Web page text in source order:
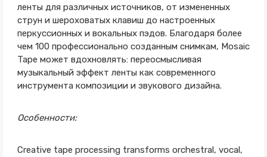
ленты для различных источников, от измененных
струн и шероховатых клавиш до настроенных
перкуссионных и вокальных пэдов. Благодаря более
чем 100 профессионально созданным снимкам, Mosaic
Tape может вдохновлять: переосмысливая
музыкальный эффект ленты как современного
инструмента композиции и звукового дизайна.
Особенности:
Creative tape processing transforms orchestral, vocal,